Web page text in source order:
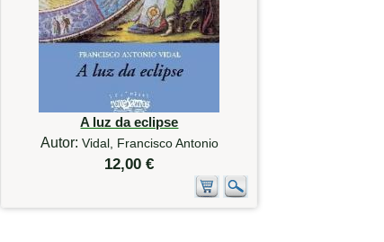
A luz da eclipse
Autor: Vidal, Francisco Antonio
12,00 €